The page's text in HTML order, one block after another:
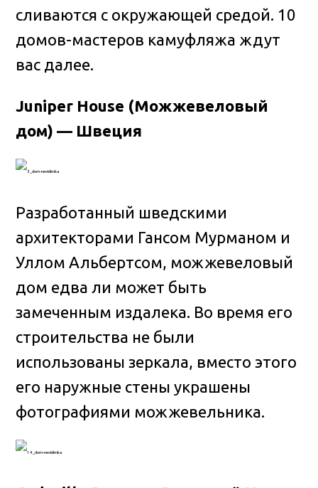
сливаются с окружающей средой. 10
домов-мастеров камуфляжа ждут
вас далее.
Juniper House (Можжевеловый
дом) — Швеция
Разработанный шведскими
архитекторами Гансом Мурманом и
Уллом Альбертсом, можжевеловый
дом едва ли может быть
замеченным издалека. Во время его
строительства не были
использованы зеркала, вместо этого
его наружные стены украшены
фотографиями можжевельника.